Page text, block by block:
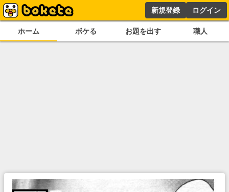
新規登録 ログイン
ホーム ボケる お題を出す 職人